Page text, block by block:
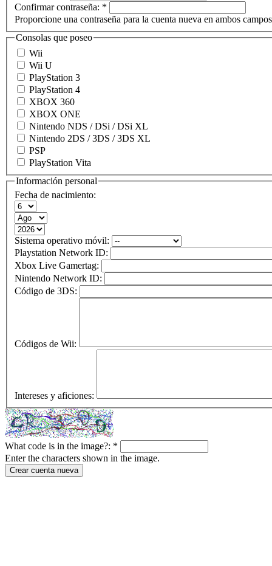
Confirmar contraseña: *
Proporcione una contraseña para la cuenta nueva en ambos
Consolas que poseo
Wii
Wii U
PlayStation 3
PlayStation 4
XBOX 360
XBOX ONE
Nintendo NDS / DSi / DSi XL
Nintendo 2DS / 3DS / 3DS XL
PSP
PlayStation Vita
Información personal
Fecha de nacimiento:
Sistema operativo móvil:
Playstation Network ID:
Xbox Live Gamertag:
Nintendo Network ID:
Código de 3DS:
Códigos de Wii:
Intereses y aficiones:
What code is in the image?: *
Enter the characters shown in the image.